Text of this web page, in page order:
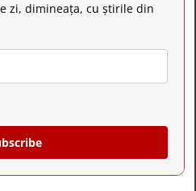
zi, dimineața, cu știrile din